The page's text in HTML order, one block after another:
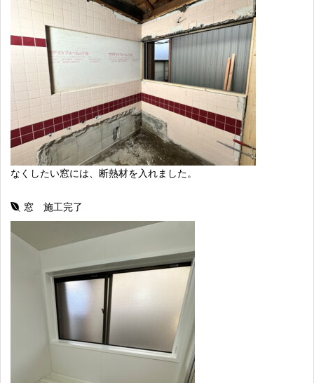
なくしたい窓には、断熱材を入れました。
窓 施工完了